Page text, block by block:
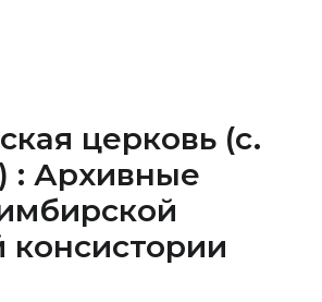
церковь (c.
: Архивные
консистории